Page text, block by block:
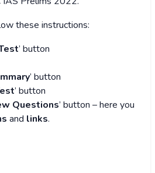
these instructions:
’ button
’ button
’ button
Questions’ button – here you
and links.